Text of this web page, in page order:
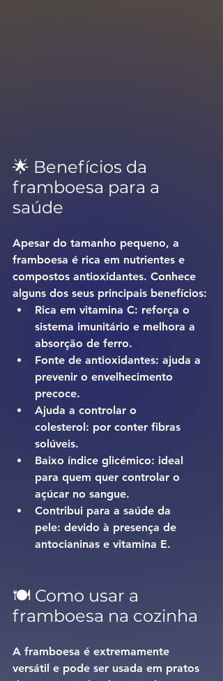
🌟 Benefícios da
framboesa para a
saúde
Apesar do tamanho pequeno, a
framboesa é rica em nutrientes e
compostos antioxidantes. Conhece
alguns dos seus principais benefícios:
Rica em vitamina C: reforça o
sistema imunitário e melhora a
absorção de ferro.
Fonte de antioxidantes: ajuda a
prevenir o envelhecimento
precoce.
Ajuda a controlar o
colesterol: por conter fibras
solúveis.
Baixo índice glicémico: ideal
para quem quer controlar o
açúcar no sangue.
Contribui para a saúde da
pele: devido à presença de
antocianinas e vitamina E.
🍽️ Como usar a
framboesa na cozinha
A framboesa é extremamente
versátil e pode ser usada em pratos